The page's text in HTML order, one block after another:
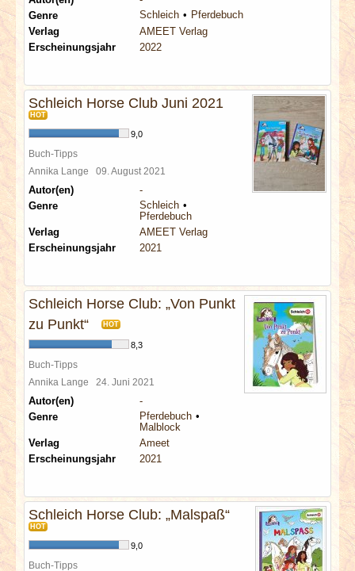
ARCHIV
Genre
Schleich
Pferdebuch
Verlag
AMEET Verlag
Erscheinungsjahr
2022
Schleich Horse Club Juni 2021
HOT
9,0
Buch-Tipps
Annika Lange 09. August 2021
Autor(en)
-
Genre
Schleich
Pferdebuch
Verlag
AMEET Verlag
Erscheinungsjahr
2021
Schleich Horse Club: „Von Punkt
zu Punkt“
HOT
8,3
Buch-Tipps
Annika Lange 24. Juni 2021
Autor(en)
-
Genre
Pferdebuch
Malblock
Verlag
Ameet
Erscheinungsjahr
2021
Schleich Horse Club: „Malspaß“
HOT
9,0
Buch-Tipps